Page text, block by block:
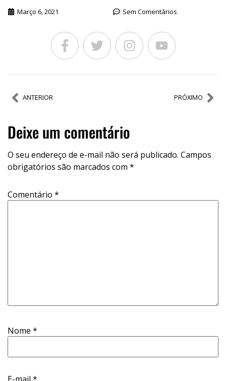
Março 6, 2021 Sem Comentários
ANTERIOR PRÓXIMO
Deixe um comentário
O seu endereço de e-mail não será publicado. Campos
obrigatórios são marcados com *
Comentário *
Nome *